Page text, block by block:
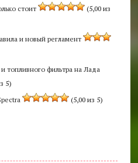
стоит
(5,00 из
и новый регламент
топливного фильтра на Лада
5)
(5,00 из 5)